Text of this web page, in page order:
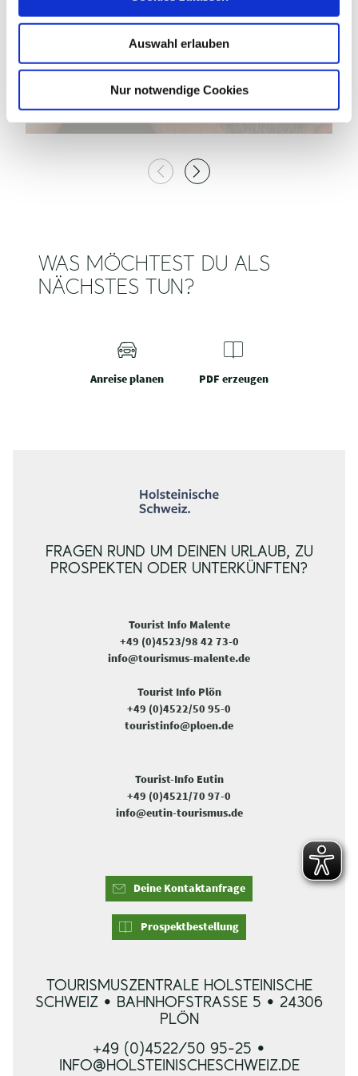
Auswahl erlauben
Nur notwendige Cookies
BEL HAIR EUTIN
Eutin
WAS MÖCHTEST DU ALS
NÄCHSTES TUN?
Anreise planen PDF erzeugen
FRAGEN RUND UM DEINEN URLAUB, ZU
PROSPEKTEN ODER UNTERKÜNFTEN?
Tourist Info Malente
+49 (0)4523/98 42 73-0
info@tourismus-malente.de
Tourist Info Plön
+49 (0)4522/50 95-0
touristinfo@ploen.de
Tourist-Info Eutin
+49 (0)4521/70 97-0
info@eutin-tourismus.de
Deine Kontaktanfrage
Prospektbestellung
TOURISMUSZENTRALE HOLSTEINISCHE
SCHWEIZ • BAHNHOFSTRASSE 5 • 24306 P
LÖN
+49 (0)4522/50 95-25 •
INFO@HOLSTEINISCHESCHWEIZ.DE